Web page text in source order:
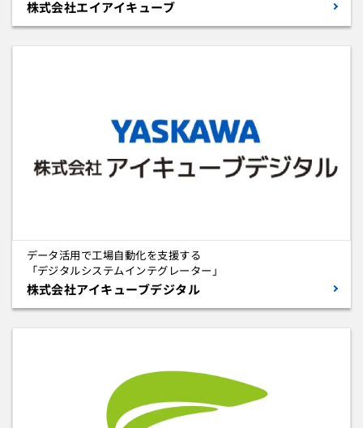
株式会社エイアイキューブ
データ活用で工場自動化を支援する
「デジタルシステムインテグレーター」
株式会社アイキューブデジタル